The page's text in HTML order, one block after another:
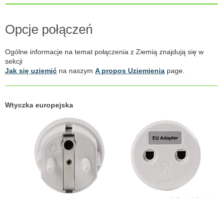
Opcje połączeń
Ogólne informacje na temat połączenia z Ziemią znajdują się w
sekcji
Jak się uziemić na naszym A propos Uziemienia page.
Wtyczka europejska